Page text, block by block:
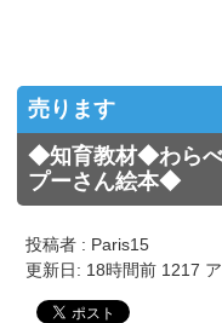
売ります
◆知育教材◆わら
プーさん絵本◆
投稿者 : Paris15
更新日: 18時間前 1217